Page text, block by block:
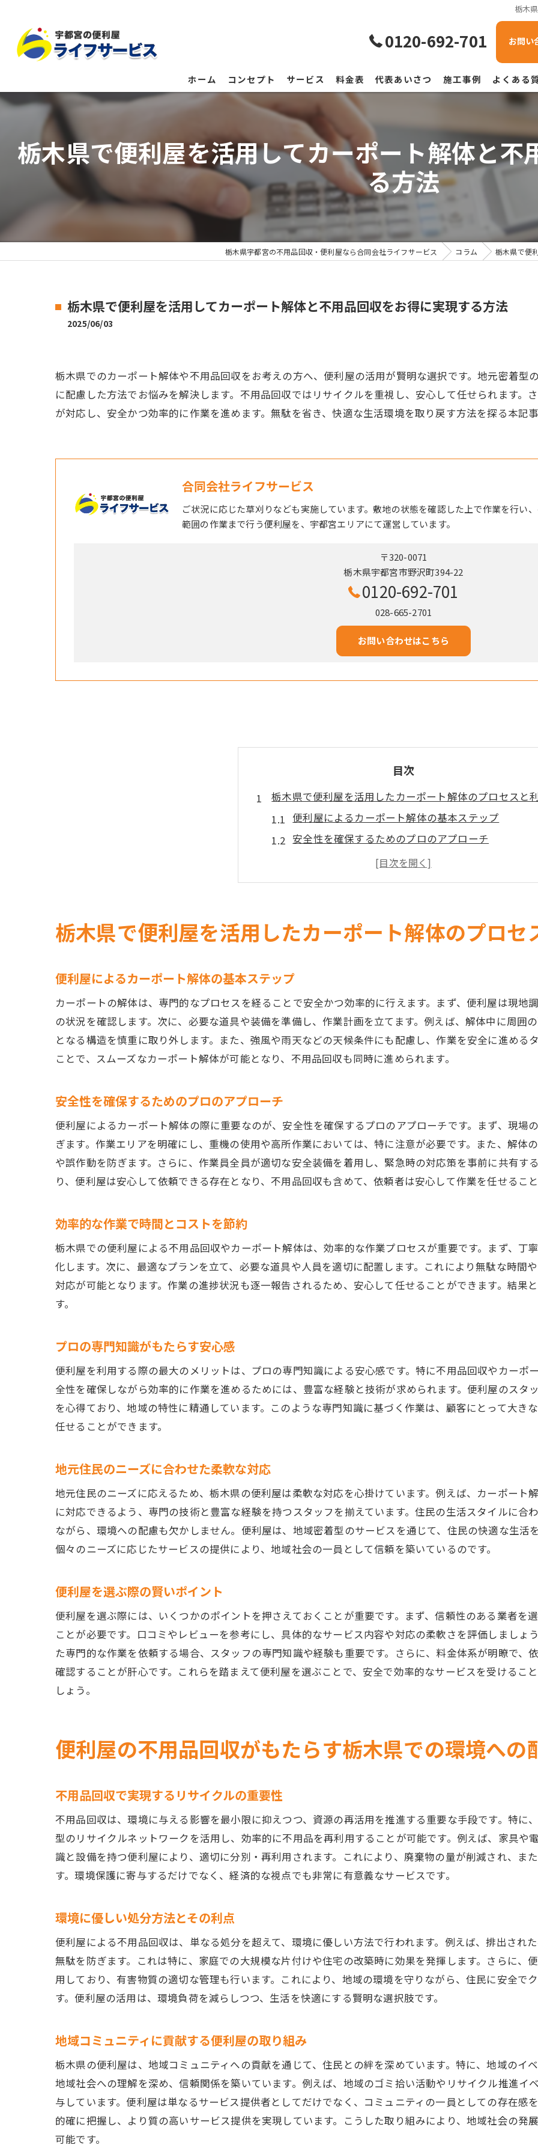
栃木
0120-692-701 お問い
ホーム コンセプト サービス 料金表 代表あいさつ 施工事例 よくある
栃木県で便利屋を活用してカーポート解体と不
る方法
栃木県宇都宮の不用品回収・便利屋なら合同会社ライフサービス コラム 栃木県で便
栃木県で便利屋を活用してカーポート解体と不用品回収をお得に実現する方法
2025/06/03
栃木県でのカーポート解体や不用品回収をお考えの方へ、便利屋の活用が賢明な選択です。地元密着型
に配慮した方法でお悩みを解決します。不用品回収ではリサイクルを重視し、安心して任せられます。
が対応し、安全かつ効率的に作業を進めます。無駄を省き、快適な生活環境を取り戻す方法を探る本記
合同会社ライフサービス
ご状況に応じた草刈りなども実施しています。敷地の状態を確認した上で作業を行い
範囲の作業まで行う便利屋を、宇都宮エリアにて運営しています。
〒320-0071
栃木県宇都宮市野沢町394-22
0120-692-701
028-665-2701
お問い合わせはこちら
目次
栃木県で便利屋を活用したカーポート解体のプロセスと
便利屋によるカーポート解体の基本ステップ
安全性を確保するためのプロのアプローチ
効率的な作業で時間とコストを節約
プロの専門知識がもたらす安心感
便利屋を選ぶ際の賢いポイント
便利屋の不用品回収がもたらす栃木県での環境への配慮
地域コミュニティに貢献する便利屋の取り組み
リサイクル可能な資源の分別と再利用
廃棄物削減に向けた便利屋の戦略
お客様のニーズに応えるカスタマイズサービス
信頼できるスタッフによる安心感の提供
地域密着型だから得られる気軽な相談
信頼できる業者を見極めるための基準
見積もりの透明性と明確な料金設定
アフターサービスと保証内容の確認
不用品回収は便利屋に任せるべき理由とそのメリット
プロの手による効率的な不用品処理
コスト削減につながる賢い選択
安全に配慮したプロの知識と技術
栃木県で便利屋が提供するカスタマイズ可能なサービス
お客様の要望に応じた柔軟なプラン提案
個別ニーズに応えるパーソナライズサービス
地域特性を考慮した最適なソリューション
顧客満足度を高めるための取り組み
プロの便利屋が実現する効率的なカーポート解体の流れ
作業の効率化を図るためのプロの工夫
環境に配慮した廃材の処理方法
栃木県で便利屋を選ぶ際の重要なポイントとその効果
信頼性の高い業者を選ぶためのチェックリスト
地元密着型業者の利点とその効果
アフターケアと安心感を提供する業者選びのポイン
栃木県で便利屋を活用したカーポート解体のプロセ
便利屋によるカーポート解体の基本ステップ
カーポートの解体は、専門的なプロセスを経ることで安全かつ効率的に行えます。まず、便利屋は現地
の状況を確認します。次に、必要な道具や装備を準備し、作業計画を立てます。例えば、解体中に周囲
となる構造を慎重に取り外します。また、強風や雨天などの天候条件にも配慮し、作業を安全に進める
ことで、スムーズなカーポート解体が可能となり、不用品回収も同時に進められます。
安全性を確保するためのプロのアプローチ
便利屋によるカーポート解体の際に重要なのが、安全性を確保するプロのアプローチです。まず、現場
ぎます。作業エリアを明確にし、重機の使用や高所作業においては、特に注意が必要です。また、解体
や誤作動を防ぎます。さらに、作業員全員が適切な安全装備を着用し、緊急時の対応策を事前に共有す
り、便利屋は安心して依頼できる存在となり、不用品回収も含めて、依頼者は安心して作業を任せるこ
効率的な作業で時間とコストを節約
栃木県での便利屋による不用品回収やカーポート解体は、効率的な作業プロセスが重要です。まず、丁
化します。次に、最適なプランを立て、必要な道具や人員を適切に配置します。これにより無駄な時間
対応が可能となります。作業の進捗状況も逐一報告されるため、安心して任せることができます。結果
す。
プロの専門知識がもたらす安心感
便利屋を利用する際の最大のメリットは、プロの専門知識による安心感です。特に不用品回収やカーポ
全性を確保しながら効率的に作業を進めるためには、豊富な経験と技術が求められます。便利屋のスタ
を心得ており、地域の特性に精通しています。このような専門知識に基づく作業は、顧客にとって大き
任せることができます。
地元住民のニーズに合わせた柔軟な対応
地元住民のニーズに応えるため、栃木県の便利屋は柔軟な対応を心掛けています。例えば、カーポート
に対応できるよう、専門の技術と豊富な経験を持つスタッフを揃えています。住民の生活スタイルに合
ながら、環境への配慮も欠かしません。便利屋は、地域密着型のサービスを通じて、住民の快適な生活
個々のニーズに応じたサービスの提供により、地域社会の一員として信頼を築いているのです。
便利屋を選ぶ際の賢いポイント
便利屋を選ぶ際には、いくつかのポイントを押さえておくことが重要です。まず、信頼性のある業者を
ことが必要です。口コミやレビューを参考にし、具体的なサービス内容や対応の柔軟さを評価しましょ
た専門的な作業を依頼する場合、スタッフの専門知識や経験も重要です。さらに、料金体系が明瞭で、
確認することが肝心です。これらを踏まえて便利屋を選ぶことで、安全で効率的なサービスを受けるこ
しょう。
便利屋の不用品回収がもたらす栃木県での環境への
不用品回収で実現するリサイクルの重要性
不用品回収は、環境に与える影響を最小限に抑えつつ、資源の再活用を推進する重要な手段です。特に
型のリサイクルネットワークを活用し、効率的に不用品を再利用することが可能です。例えば、家具や
識と設備を持つ便利屋により、適切に分別・再利用されます。これにより、廃棄物の量が削減され、ま
す。環境保護に寄与するだけでなく、経済的な視点でも非常に有意義なサービスです。
環境に優しい処分方法とその利点
便利屋による不用品回収は、単なる処分を超えて、環境に優しい方法で行われます。例えば、排出され
無駄を防ぎます。これは特に、家庭での大規模な片付けや住宅の改築時に効果を発揮します。さらに、
用しており、有害物質の適切な管理も行います。これにより、地域の環境を守りながら、住民に安全で
す。便利屋の活用は、環境負荷を減らしつつ、生活を快適にする賢明な選択肢です。
地域コミュニティに貢献する便利屋の取り組み
栃木県の便利屋は、地域コミュニティへの貢献を通じて、住民との絆を深めています。特に、地域のイ
地域社会への理解を深め、信頼関係を築いています。例えば、地域のゴミ拾い活動やリサイクル推進イ
与しています。便利屋は単なるサービス提供者としてだけでなく、コミュニティの一員としての存在感
的確に把握し、より質の高いサービス提供を実現しています。こうした取り組みにより、地域社会の発
可能です。